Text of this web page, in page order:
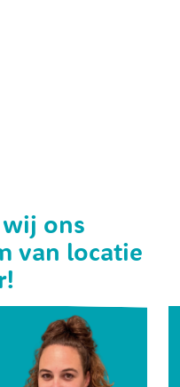
ons
van locatie